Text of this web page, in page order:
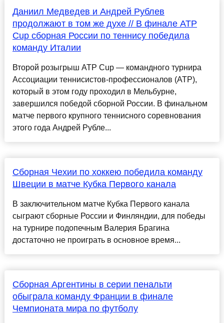
Даниил Медведев и Андрей Рублев
продолжают в том же духе // В финале ATP
Cup сборная России по теннису победила
команду Италии
Второй розыгрыш ATP Cup — командного турнира
Ассоциации теннисистов-профессионалов (ATP),
который в этом году проходил в Мельбурне,
завершился победой сборной России. В финальном
матче первого крупного теннисного соревнования
этого года Андрей Рубле...
Сборная Чехии по хоккею победила команду
Швеции в матче Кубка Первого канала
В заключительном матче Кубка Первого канала
сыграют сборные России и Финляндии, для победы
на турнире подопечным Валерия Брагина
достаточно не проиграть в основное время...
Сборная Аргентины в серии пенальти
обыграла команду Франции в финале
Чемпионата мира по футболу